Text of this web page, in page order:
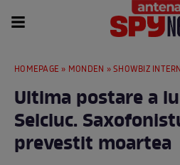
HOMEPAGE » MONDEN »SHOWBIZ INTERN
Ultima postare a
Selciuc.
prevestit moartea